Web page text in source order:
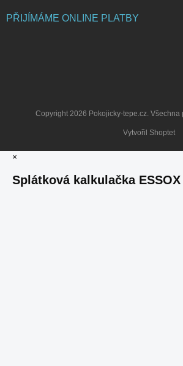
PŘIJÍMÁME ONLINE PLATBY
Vytvořil Shoptet
Copyright 2026 Pokojicky-tepe.cz. Všechna
×
Splátková kalkulačka ESSOX